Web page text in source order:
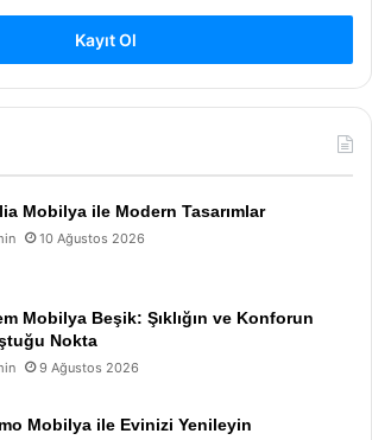
Kayıt Ol
Mobilya ile Modern Tasarımlar
10 Ağustos 2026
Mobilya Beşik: Şıklığın ve Konforun
Nokta
9 Ağustos 2026
Mobilya ile Evinizi Yenileyin